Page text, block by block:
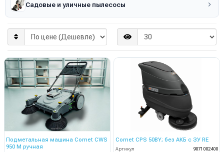
Садовые и уличные пылесосы
Подметальная машина Comet CWS
950 M ручная
Comet CPS 50BY; без АКБ с ЗУ RE
Артикул
9071002400